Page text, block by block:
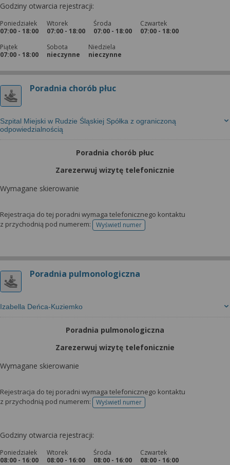
Godziny otwarcia rejestracji:
Poniedziałek
07:00 - 18:00
Wtorek
07:00 - 18:00
Środa
07:00 - 18:00
Czwartek
07:00 - 18:00
Piątek
07:00 - 18:00
Sobota
nieczynne
Niedziela
nieczynne
Poradnia chorób płuc
Szpital Miejski w Rudzie Śląskiej Spółka z ograniczoną
odpowiedzialnością
Poradnia chorób płuc
Zarezerwuj wizytę telefonicznie
Wymagane skierowanie
Rejestracja do tej poradni wymaga telefonicznego kontaktu
z przychodnią pod numerem:
Wyświetl numertelefonu do rejestracji
Poradnia pulmonologiczna
Izabella Deńca-Kuziemko
Poradnia pulmonologiczna
Zarezerwuj wizytę telefonicznie
Wymagane skierowanie
Rejestracja do tej poradni wymaga telefonicznego kontaktu
z przychodnią pod numerem:
Wyświetl numertelefonu do rejestracji
Godziny otwarcia rejestracji:
Poniedziałek
08:00 - 16:00
Wtorek
08:00 - 16:00
Środa
08:00 - 16:00
Czwartek
08:00 - 16:00